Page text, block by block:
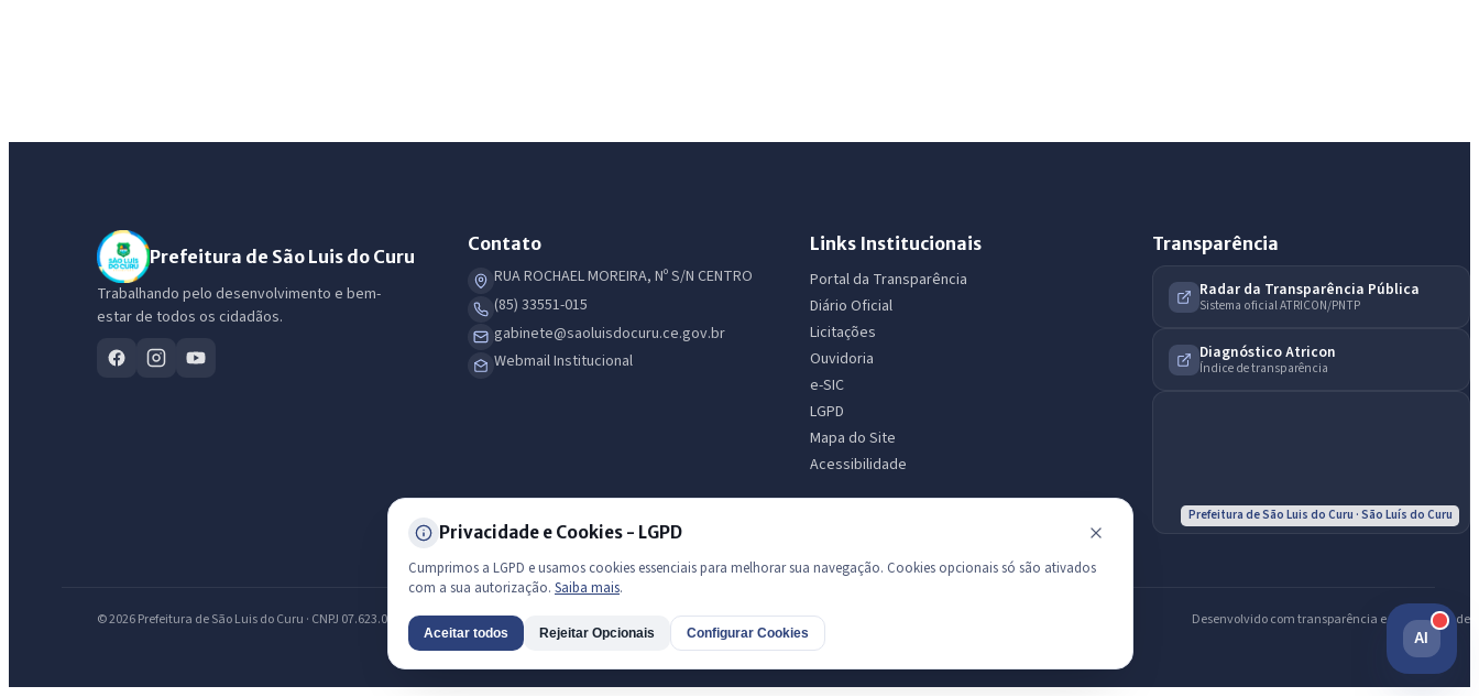
Prefeitura de São Luis do Curu
Trabalhando pelo desenvolvimento e bem-
estar de todos os cidadãos.
Contato
RUA ROCHAEL MOREIRA, Nº S/N CENTRO
(85) 33551-015
gabinete@saoluisdocuru.ce.gov.br
Webmail Institucional
Links Institucionais
Portal da Transparência
Diário Oficial
Licitações
Ouvidoria
e-SIC
LGPD
Mapa do Site
Acessibilidade
Transparência
Radar da Transparência Pública
Sistema oficial ATRICON/PNTP
Diagnóstico Atricon
Índice de transparência
Prefeitura de São Luis do Curu · São Luís do Curu
© 2026 Prefeitura de São Luis do Curu · CNPJ 07.623.051/0001-19 — Todos os direitos reservados Desenvolvido com transparência e acessibilidade
Privacidade e Cookies - LGPD
Cumprimos a LGPD e usamos cookies essenciais para melhorar sua navegação. Cookies opcionais só são ativados
com a sua autorização. Saiba mais.
Aceitar todos Rejeitar Opcionais Configurar Cookies AI